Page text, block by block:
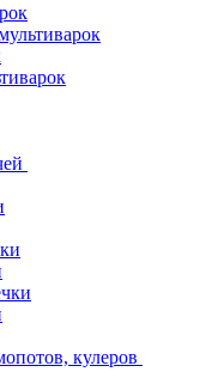
кулеров